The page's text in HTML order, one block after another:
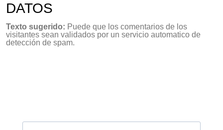
DATOS
Texto sugerido: Puede que los comentarios de los
visitantes sean validados por un servicio automatico de
detección de spam.